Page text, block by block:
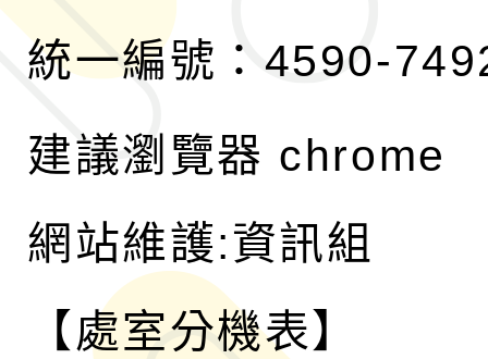
統一編號：4590-
建議瀏覽器 chrome
網站維護:資訊組
【處室分機表】